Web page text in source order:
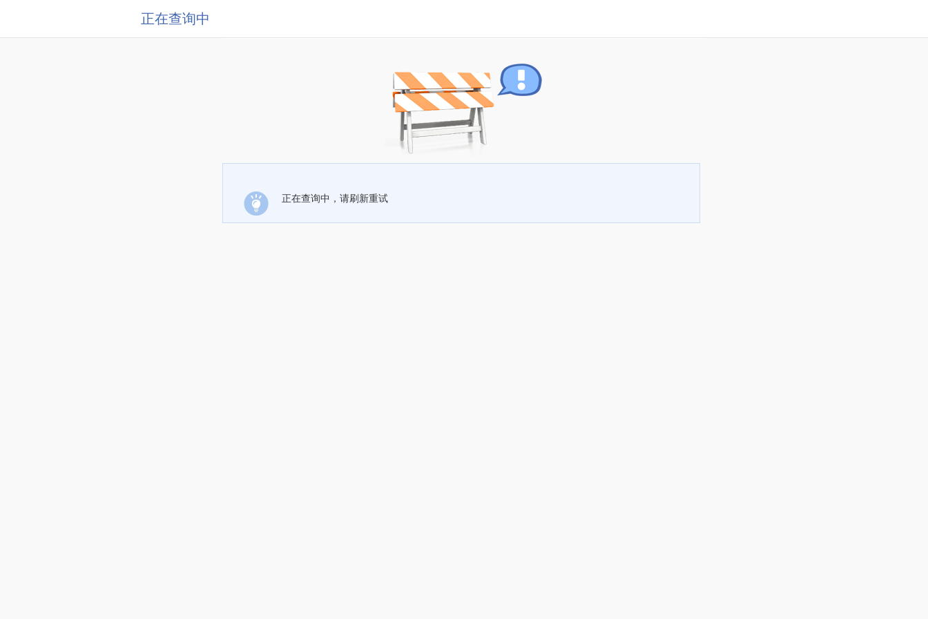
正在查询中
正在查询中，请刷新重试